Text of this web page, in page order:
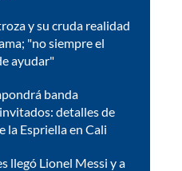
y su cruda realidad
"no siempre el
ayudar"
banda
detalles de
la Espriella en Cali
llegó Lionel Messi y a